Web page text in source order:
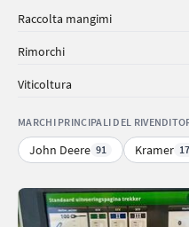
Raccolta mangimi
Rimorchi
Viticoltura
MARCHI PRINCIPALI DEL
John Deere 91 Kramer 17